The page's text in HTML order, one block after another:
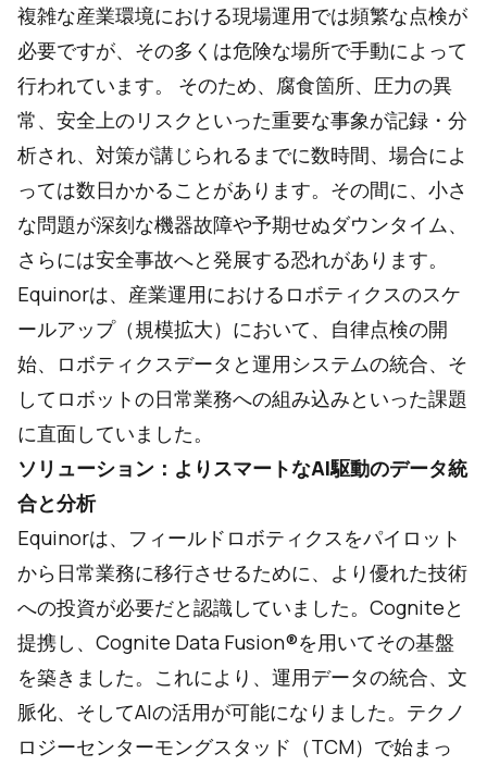
複雑な産業環境における現場運用では頻繁な点検が
必要ですが、その多くは危険な場所で手動によって
行われています。 そのため、腐食箇所、圧力の異
常、安全上のリスクといった重要な事象が記録・分
析され、対策が講じられるまでに数時間、場合によ
っては数日かかることがあります。その間に、小さ
な問題が深刻な機器故障や予期せぬダウンタイム、
さらには安全事故へと発展する恐れがあります。
Equinorは、産業運用におけるロボティクスのスケ
ールアップ（規模拡大）において、自律点検の開
始、ロボティクスデータと運用システムの統合、そ
してロボットの日常業務への組み込みといった課題
に直面していました。
ソリューション：よりスマートなAI駆動のデータ統
合と分析
Equinorは、フィールドロボティクスをパイロット
から日常業務に移行させるために、より優れた技術
への投資が必要だと認識していました。Cogniteと
提携し、Cognite Data Fusion®を用いてその基盤
を築きました。これにより、運用データの統合、文
脈化、そしてAIの活用が可能になりました。テクノ
ロジーセンターモングスタッド（TCM）で始まっ